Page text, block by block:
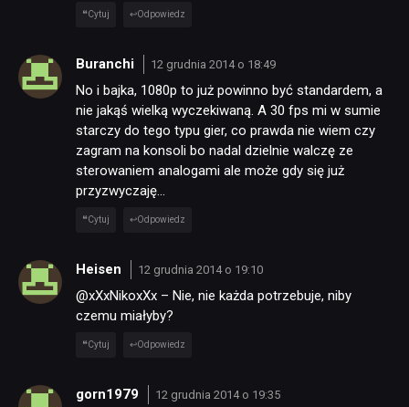
Cytuj Odpowiedz
Buranchi 12 grudnia 2014 o 18:49
No i bajka, 1080p to już powinno być standardem, a
nie jakąś wielką wyczekiwaną. A 30 fps mi w sumie
starczy do tego typu gier, co prawda nie wiem czy
zagram na konsoli bo nadal dzielnie walczę ze
sterowaniem analogami ale może gdy się już
przyzwyczaję…
Cytuj Odpowiedz
Heisen 12 grudnia 2014 o 19:10
@xXxNikoxXx – Nie, nie każda potrzebuje, niby
czemu miałyby?
Cytuj Odpowiedz
gorn1979 12 grudnia 2014 o 19:35